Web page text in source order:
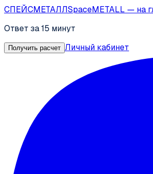
СПЕЙСМЕТАЛЛSpaceMETALL — на
Ответ за 15 минут
Получить расчет Личный кабинет